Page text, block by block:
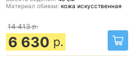
Материал обивки: кожа искусственная
14 413 р.
6 630 р.